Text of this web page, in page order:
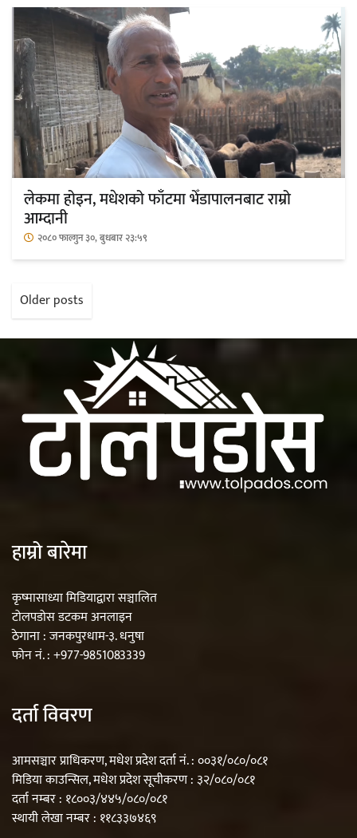
लेकमा होइन, मधेशको फाँटमा भेँडापालनबाट राम्रो
आम्दानी
२०८० फाल्गुन ३०, बुधबार २३:५९
Posts
navigation
Older posts
हाम्रो बारेमा
कृष्मासाध्या मिडियाद्वारा सञ्चालित
टोलपडोस डटकम अनलाइन
ठेगाना : जनकपुरधाम-३. धनुषा
फोन नं. : +977-9851083339
दर्ता विवरण
आमसञ्चार प्राधिकरण, मधेश प्रदेश दर्ता नं. : ००३१/०८०/०८१
मिडिया काउन्सिल, मधेश प्रदेश सूचीकरण : ३२/०८०/०८१
दर्ता नम्बर : १८००३/४४५/०८०/०८१
स्थायी लेखा नम्बर : ११८३३७४६९